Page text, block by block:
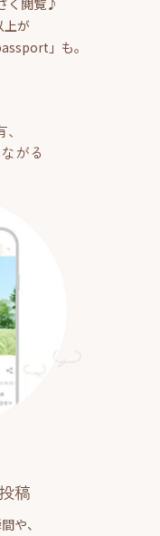
く閲覧♪
上が
」も。
がる
稿
や、